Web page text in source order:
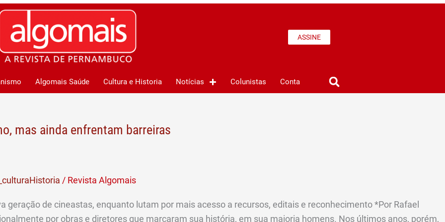
ASSINE
Algomais Saúde Cultura e Historia Notícias Colunistas Conta
mas ainda enfrentam barreiras
/ Revista Algomais
de cineastas, enquanto lutam por mais acesso a recursos, editais e reconhecimento *Por Rafael
por obras e diretores que marcaram sua história, em sua maioria homens. Nos últimos anos, porém,